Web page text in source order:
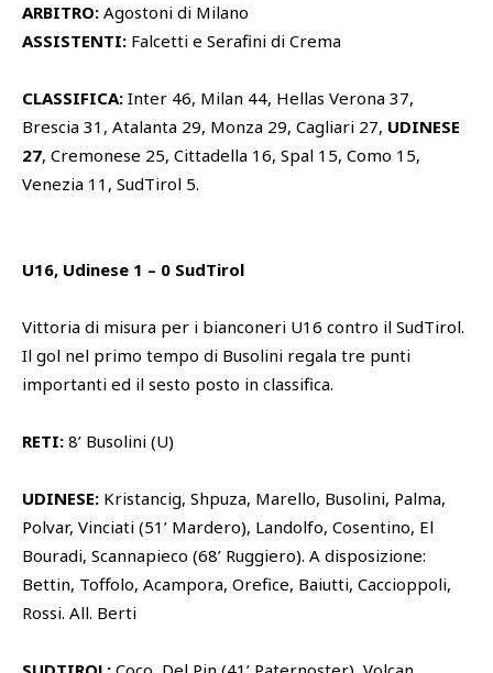
ARBITRO: Agostoni di Milano
ASSISTENTI: Falcetti e Serafini di Crema
CLASSIFICA: Inter 46, Milan 44, Hellas Verona 37,
Brescia 31, Atalanta 29, Monza 29, Cagliari 27, UDINESE
27, Cremonese 25, Cittadella 16, Spal 15, Como 15,
Venezia 11, SudTirol 5.
U16, Udinese 1 – 0 SudTirol
Vittoria di misura per i bianconeri U16 contro il SudTirol.
Il gol nel primo tempo di Busolini regala tre punti
importanti ed il sesto posto in classifica.
RETI: 8’ Busolini (U)
UDINESE: Kristancig, Shpuza, Marello, Busolini, Palma,
Polvar, Vinciati (51’ Mardero), Landolfo, Cosentino, El
Bouradi, Scannapieco (68’ Ruggiero). A disposizione:
Bettin, Toffolo, Acampora, Orefice, Baiutti, Caccioppoli,
Rossi. All. Berti